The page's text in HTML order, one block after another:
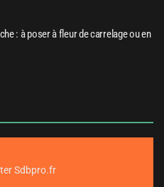
: à poser à fleur de carrelage ou en